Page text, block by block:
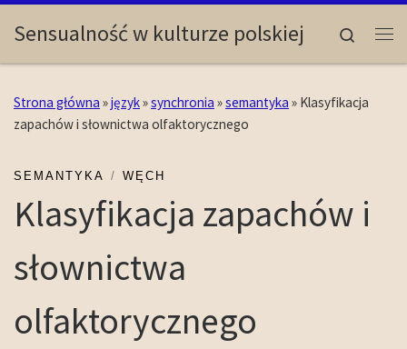
Skip to content
Sensualność w kulturze polskiej
Search
Strona główna »język»synchronia »semantyka » Klasyfikacja
zapachów i słownictwa olfaktorycznego
SEMANTYKA WĘCH
Klasyfikacja zapachów i
słownictwa
olfaktorycznego